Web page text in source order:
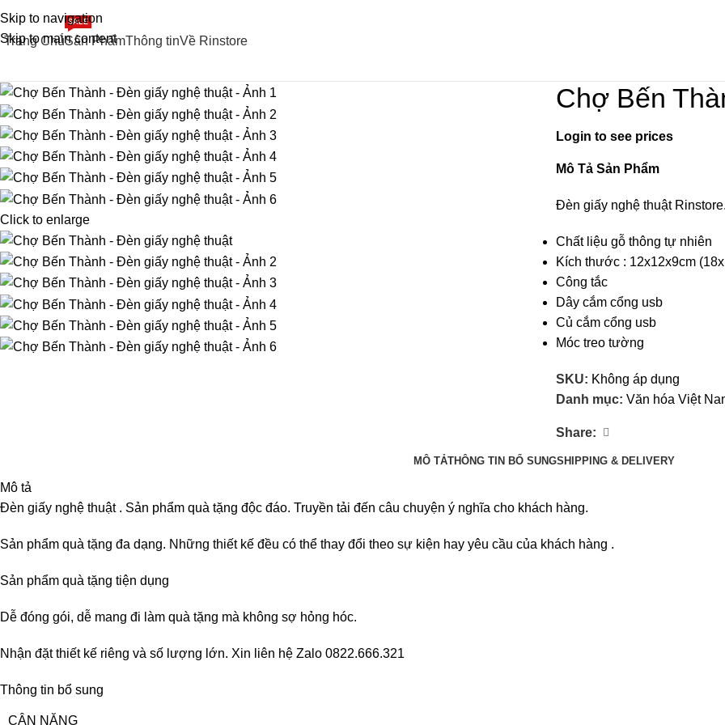
Skip to navigation
Skip to main content
Trang ChủSản Phẩm
SALE
Thông tinVề Rinstore
Click to enlarge
Chợ Bến
Login to see prices
Mô Tả Sản Phẩm
Đèn giấy nghệ thuật Rinstore.
Chất liệu gỗ thông tự nhiên
Kích thước : 12x12x9cm
Công tắc
Dây cắm cổng usb
Củ cắm cổng usb
Móc treo tường
SKU: Không áp dụng
Danh mục: Văn hóa Việt
Share:
MÔ TẢTHÔNG TIN BỔ SUNGSHIPPING & DELIVERY
Mô tả
Đèn giấy nghệ thuật . Sản phẩm quà tặng độc đáo. Truyền tải đến câu chuyện ý nghĩa cho khách hàng.
Sản phẩm quà tặng đa dạng. Những thiết kế đều có thể thay đổi theo sự kiện hay yêu cầu của khách hàng .
Sản phẩm quà tặng tiện dụng
Dễ đóng gói, dễ mang đi làm quà tặng mà không sợ hỏng hóc.
Nhận đặt thiết kế riêng và số lượng lớn. Xin liên hệ Zalo 0822.666.321
Thông tin bổ sung
CÂN NẶNG